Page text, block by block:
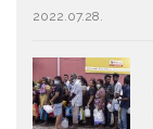
2022.07.28.